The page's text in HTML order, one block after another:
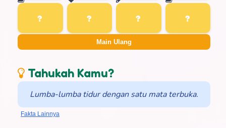
Main Ulang
Tahukah Kamu?
Lumba-lumba tidur dengan satu mata terbuka.
Fakta Lainnya